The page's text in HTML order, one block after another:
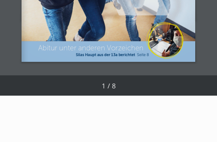
Abitur unter anderen Vorzeichen
Silas Haupt aus der 13a berichtet Seite 8
1 / 8